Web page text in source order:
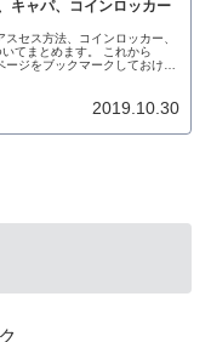
キャパ、コインロッカー
セス方法、コインロッカー、
とめます。 これから
ジをブックマークしておけば
2019.10.30